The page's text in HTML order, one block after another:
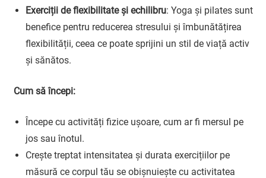
Exerciții de flexibilitate și echilibru: Yoga și pilates sunt
benefice pentru reducerea stresului și îmbunătățirea
flexibilității, ceea ce poate sprijini un stil de viață activ
și sănătos.
Cum să începi:
Începe cu activități fizice ușoare, cum ar fi mersul pe
jos sau înotul.
Crește treptat intensitatea și durata exercițiilor pe
măsură ce corpul tău se obișnuiește cu activitatea